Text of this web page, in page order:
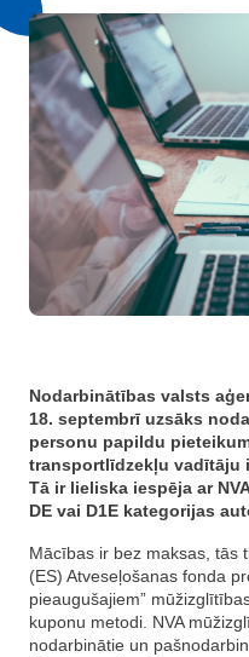
Nodarbinātības valsts
18. septembrī uzsāks
personu papildu
transportlīdzekļu vadītāju
Tā ir lieliska iespēja ar
DE vai D1E kategorijas
Mācības ir bez maksas, tās
(ES) Atveseļošanas fonda
pieaugušajiem”
kuponu metodi. NVA
nodarbinātie un